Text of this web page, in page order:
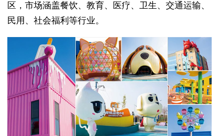
区，市场涵盖餐饮、教育、医疗、卫生、交通运输、
民用、社会福利等行业。